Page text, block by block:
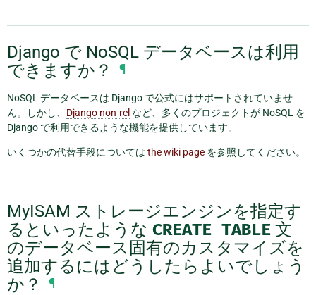
Django で NoSQL データベースは利用
できますか？
¶
NoSQL データベースは Django で公式にはサポートされていませ
ん。しかし、 Django non-rel など、多くのプロジェクトが NoSQL を
Django で利用できるような機能を提供しています。
いくつかの代替手段については the wiki page を参照してください。
MyISAM ストレージエンジンを指定す
るといったような CREATE TABLE 文
のデータベース固有のカスタマイズを
追加するにはどうしたらよいでしょう
か？
¶